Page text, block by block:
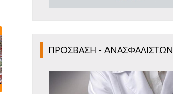
ΠΡΟΣΒΑΣΗ - ΑΝΑΣΦΑΛΙΣΤΩΝ